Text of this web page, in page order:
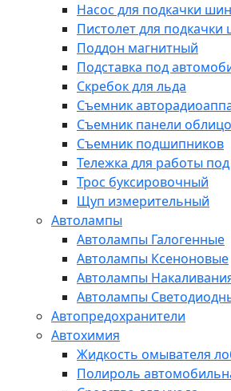
Насос для подкачки шин
Пистолет для подкачки
Поддон магнитный
Подставка под
Скребок для льда
Съемник
Съемник панели
Съемник подшипников
Тележка для работы
Трос буксировочный
Щуп измерительный
Автолампы
Автолампы Галогенные
Автолампы Ксеноновые
Автолампы
Автолампы
Автопредохранители
Автохимия
Жидкость омывателя
Полироль